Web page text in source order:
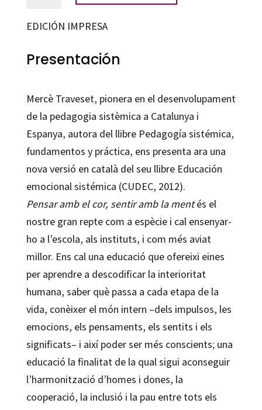
el
sentir
cantidad
EDICIÓN IMPRESA
Presentación
Mercè Traveset, pionera en el desenvolupament
de la pedagogia sistèmica a Catalunya i
Espanya, autora del llibre Pedagogía sistémica,
fundamentos y práctica, ens presenta ara una
nova versió en català del seu llibre Educación
emocional sistémica (CUDEC, 2012).
Pensar amb el cor, sentir amb la mentés el
nostre gran repte com a espècie i cal ensenyar-
ho a l’escola, als instituts, i com més aviat
millor. Ens cal una educació que ofereixi eines
per aprendre a descodificar la interioritat
humana, saber què passa a cada etapa de la
vida, conèixer el món intern –dels impulsos, les
emocions, els pensaments, els sentits i els
significats– i així poder ser més conscients; una
educació la finalitat de la qual sigui aconseguir
l’harmonització d’homes i dones, la
cooperació, la inclusió i la pau entre tots els